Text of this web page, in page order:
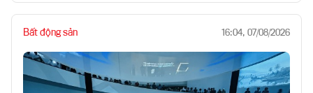
Bất động sản 16:04, 07/08/2026